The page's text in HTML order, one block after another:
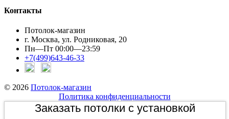
Контакты
Потолок-магазин
г. Москва, ул. Родниковая, 20
Пн—Пт 00:00—23:59
+7(499)643-46-33
© 2026 Потолок-магазин
Политика конфиденциальности
Заказать потолки с установкой